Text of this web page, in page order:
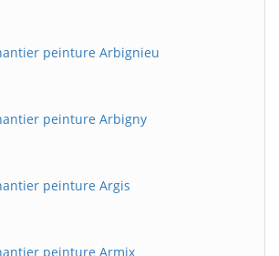
peinture Arbignieu
peinture Arbigny
peinture Argis
peinture Armix